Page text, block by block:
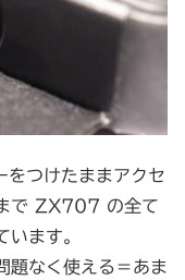
つけたままアクセ
で ZX707 の全て
ます。
題なく使える＝あま